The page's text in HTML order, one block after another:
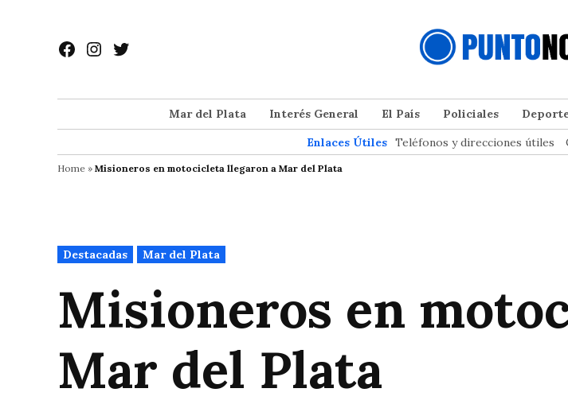
contenido
Facebook
Instagram
Twitter
Mar del Plata Interés General El País Policiales
Enlaces Útiles Teléfonos y direcciones útiles
Home » Misioneros en motocicleta llegaron a Mar del Plata
Publicado
en
Destacadas Mar del Plata
Misioneros en
Mar del Plata